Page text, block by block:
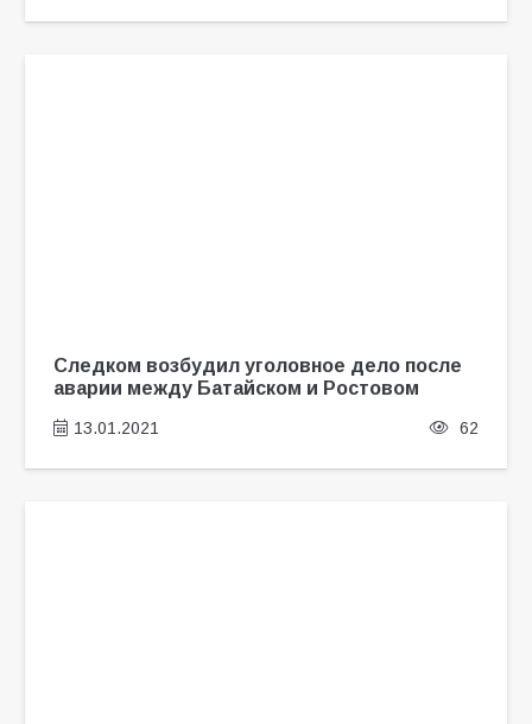
Следком возбудил уголовное дело после
аварии между Батайском и Ростовом
13.01.2021 62